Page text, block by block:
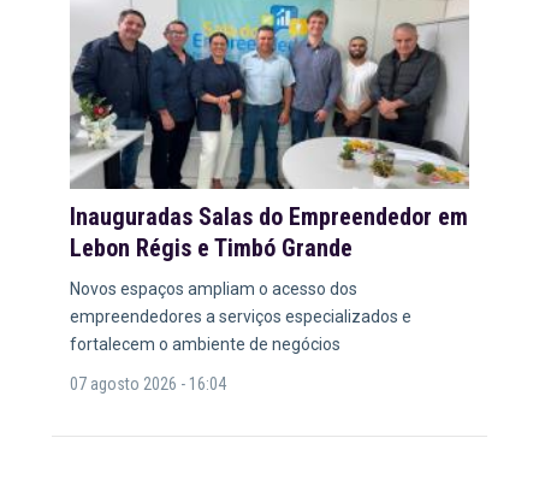
Inauguradas Salas do Empreendedor em
Lebon Régis e Timbó Grande
Novos espaços ampliam o acesso dos
empreendedores a serviços especializados e
fortalecem o ambiente de negócios
07 agosto 2026 - 16:04